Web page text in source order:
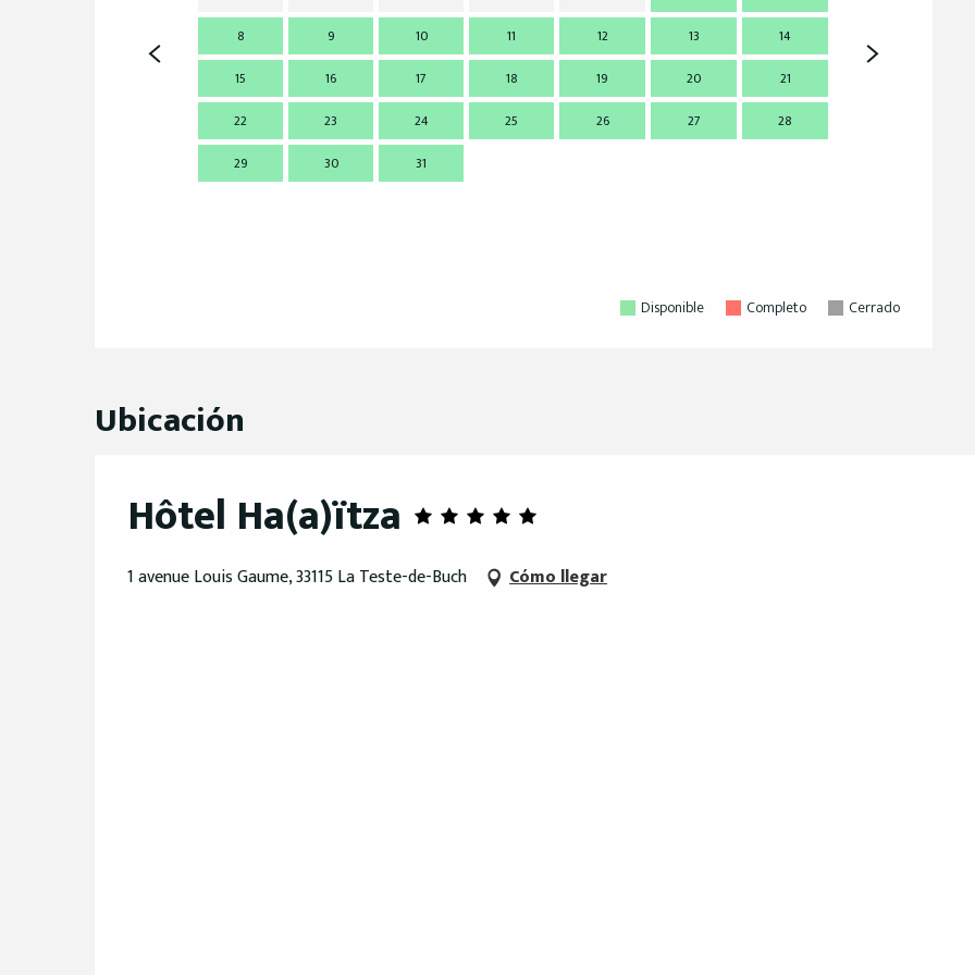
8
9 10 11 12 13
14
15
16 17 18 19 20
21
22
23 24 25 26 27
28
29
30 31
Disponible Completo Cerrado
Ubicación
Hôtel Ha(a)ïtza
1 avenue Louis Gaume, 33115 La Teste-de-Buch Cómo llegar